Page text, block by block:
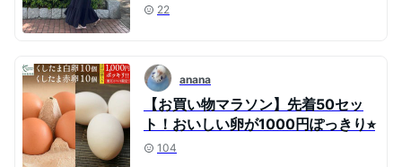
22
anana
【お買い物マラソン】先着50セッ
ト！おいしい卵が1000円ぽっきり⭐︎
104